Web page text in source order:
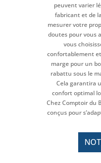
peuvent varier
fabricant et de
mesurer votre
doutes pour vous
vous
confortablement
marge pour un
rabattu sous le
Cela garantira
confort optimal
Chez Comptoir du
conçus pour